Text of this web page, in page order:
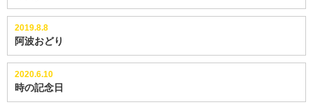
2019.8.8
阿波おどり
2020.6.10
時の記念日